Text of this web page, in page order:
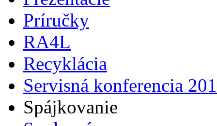
Príručky
RA4L
Recyklácia
Servisná konferencia
Spájkovanie